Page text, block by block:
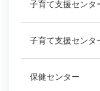
子育て支援センタ
子育て支援センタ
保健センター